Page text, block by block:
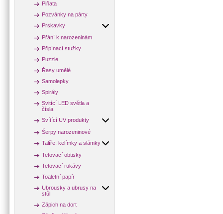
Piňata
Pozvánky na párty
Prskavky
Přání k narozeninám
Připínací stužky
Puzzle
Řasy umělé
Samolepky
Spirály
Svitící LED světla a
čísla
Svítící UV produkty
Šerpy narozeninové
Talíře, kelímky a slámky
Tetovací obtisky
Tetovací rukávy
Toaletní papír
Ubrousky a ubrusy na
stůl
Zápich na dort